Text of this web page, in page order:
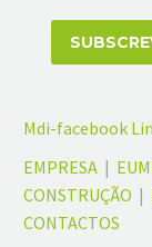
Mdi-facebook
EMPRESA |
CONSTRUÇÃO |
CONTACTOS